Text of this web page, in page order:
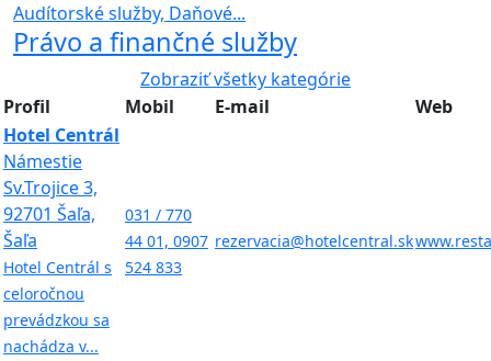
Audítorské služby, Daňové...
Právo a finančné služby
Zobraziť všetky kategórie
Profil
Mobil E-mail
Web
Hotel Centrál
Námestie
Sv.Trojice 3,
92701 Šaľa,
Šaľa
Hotel Centrál s
celoročnou
prevádzkou sa
nachádza v...
031 / 770
44 01, 0907
524 833
rezervacia@hotelcentral.sk